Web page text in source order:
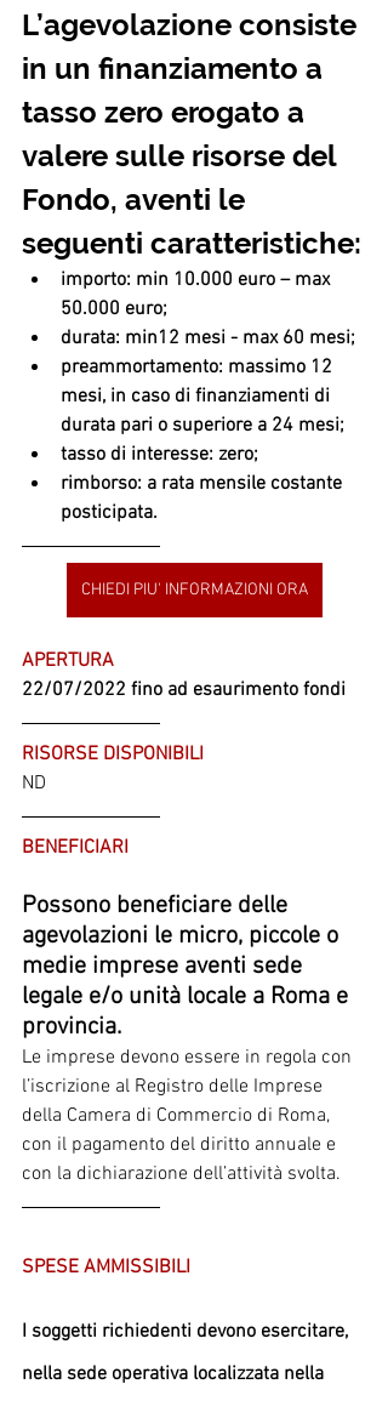
L’agevolazione consiste
in un finanziamento a
tasso zero erogato a
valere sulle risorse del
Fondo, aventi le
seguenti caratteristiche:
importo: min 10.000 euro – max
50.000 euro;
durata: min12 mesi - max 60 mesi;
preammortamento: massimo 12
mesi, in caso di finanziamenti di
durata pari o superiore a 24 mesi;
tasso di interesse: zero;
rimborso: a rata mensile costante
posticipata.
CHIEDI PIU' INFORMAZIONI ORA
APERTURA
22/07/2022 fino ad esaurimento fondi
RISORSE DISPONIBILI
ND
BENEFICIARI
Possono beneficiare delle
agevolazioni le micro, piccole o
medie imprese aventi sede
legale e/o unità locale a Roma e
provincia.
Le imprese devono essere in regola con
l’iscrizione al Registro delle Imprese
della Camera di Commercio di Roma,
con il pagamento del diritto annuale e
con la dichiarazione dell’attività svolta.
SPESE AMMISSIBILI
I soggetti richiedenti devono esercitare,
nella sede operativa localizzata nella